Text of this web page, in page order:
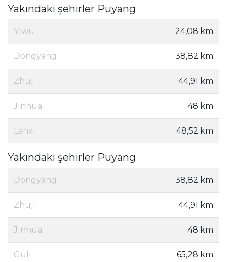
Yakındaki şehirler Puyang
Yiwu 24,08 km
Dongyang 38,82 km
Zhuji 44,91 km
Jinhua 48 km
Lanxi 48,52 km
Yakındaki şehirler Puyang
Dongyang 38,82 km
Zhuji 44,91 km
Jinhua 48 km
Guli 65,28 km